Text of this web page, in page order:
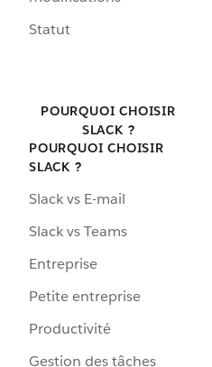
Statut
POURQUOI CHOISIR
SLACK ?
POURQUOI CHOISIR
SLACK ?
Slack vs E-mail
Slack vs Teams
Entreprise
Petite entreprise
Productivité
Gestion des tâches